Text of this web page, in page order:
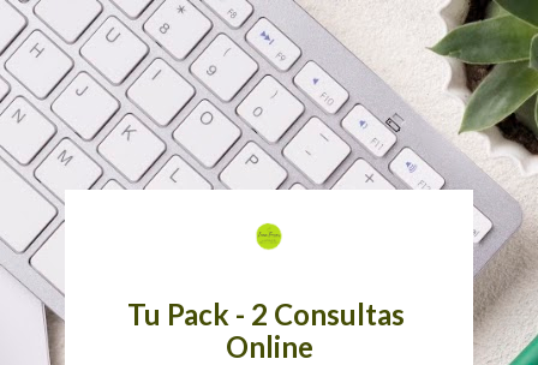
Tu Pack - 2 Consultas
Online